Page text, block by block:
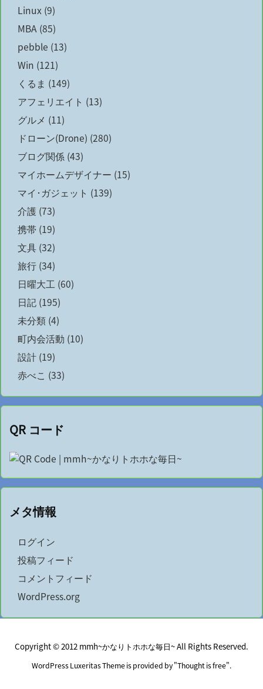
Linux (9)
MBA (85)
pebble (13)
Win (121)
くるま (149)
アフェリエイト (13)
グルメ (11)
ドローン(Drone) (280)
ブログ関係 (43)
マイホームデザイナー (15)
マイ･ガジェット (139)
介護 (73)
携帯 (19)
文具 (32)
旅行 (34)
日曜大工 (60)
日記 (195)
未分類 (4)
町内会活動 (10)
設計 (19)
赤べこ (33)
QR コード
メタ情報
ログイン
投稿フィード
コメントフィード
WordPress.org
Copyright ©2012 mmh~かなりトホホな毎日~All Rights Reserved.
WordPress Luxeritas Theme is provided by "Thought is free".